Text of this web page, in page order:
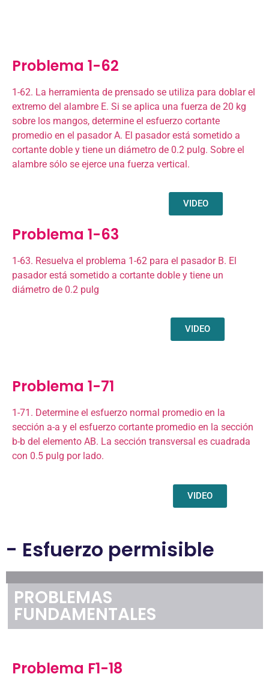
Problema 1-62
1-62. La herramienta de prensado se utiliza para doblar el
extremo del alambre E. Si se aplica una fuerza de 20 kg
sobre los mangos, determine el esfuerzo cortante
promedio en el pasador A. El pasador está sometido a
cortante doble y tiene un diámetro de 0.2 pulg. Sobre el
alambre sólo se ejerce una fuerza vertical.
VIDEO
Problema 1-63
1-63. Resuelva el problema 1-62 para el pasador B. El
pasador está sometido a cortante doble y tiene un
diámetro de 0.2 pulg
VIDEO
Problema 1-71
1-71. Determine el esfuerzo normal promedio en la
sección a-a y el esfuerzo cortante promedio en la sección
b-b del elemento AB. La sección transversal es cuadrada
con 0.5 pulg por lado.
VIDEO
- Esfuerzo permisible
PROBLEMAS
FUNDAMENTALES
Problema F1-18